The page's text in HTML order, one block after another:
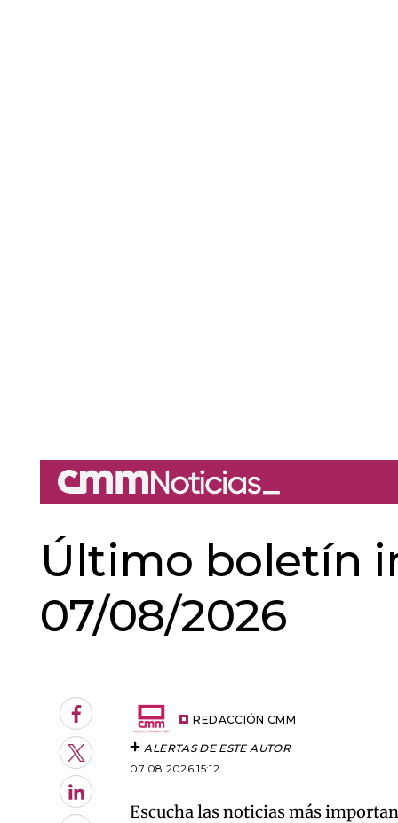
Último boletín
07/08/2026
Facebook
Twitter
LinkedIn
REDACCIÓN CMM
ALERTAS DE ESTE AUTOR
07.08.2026 15:12
Escucha las noticias más